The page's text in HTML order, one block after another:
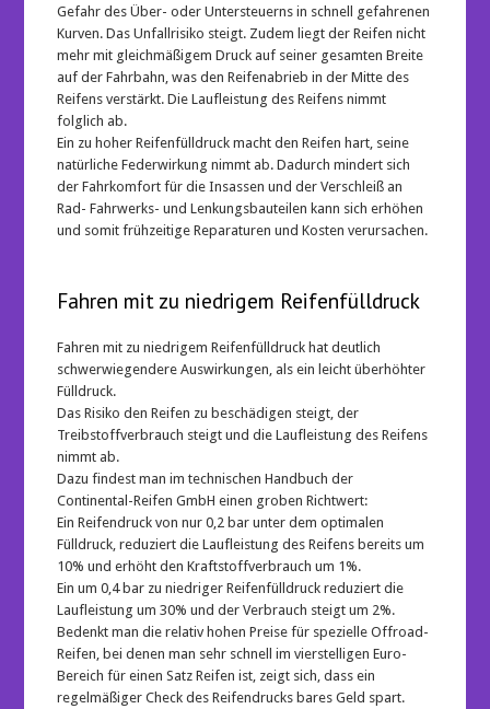
Gefahr des Über- oder Untersteuerns in schnell gefahrenen
Kurven. Das Unfallrisiko steigt. Zudem liegt der Reifen nicht
mehr mit gleichmäßigem Druck auf seiner gesamten Breite
auf der Fahrbahn, was den Reifenabrieb in der Mitte des
Reifens verstärkt. Die Laufleistung des Reifens nimmt
folglich ab.
Ein zu hoher Reifenfülldruck macht den Reifen hart, seine
natürliche Federwirkung nimmt ab. Dadurch mindert sich
der Fahrkomfort für die Insassen und der Verschleiß an
Rad- Fahrwerks- und Lenkungsbauteilen kann sich erhöhen
und somit frühzeitige Reparaturen und Kosten verursachen.
Fahren mit zu niedrigem Reifenfülldruck
Fahren mit zu niedrigem Reifenfülldruck hat deutlich
schwerwiegendere Auswirkungen, als ein leicht überhöhter
Fülldruck.
Das Risiko den Reifen zu beschädigen steigt, der
Treibstoffverbrauch steigt und die Laufleistung des Reifens
nimmt ab.
Dazu findest man im technischen Handbuch der
Continental-Reifen GmbH einen groben Richtwert:
Ein Reifendruck von nur 0,2 bar unter dem optimalen
Fülldruck, reduziert die Laufleistung des Reifens bereits um
10% und erhöht den Kraftstoffverbrauch um 1%.
Ein um 0,4 bar zu niedriger Reifenfülldruck reduziert die
Laufleistung um 30% und der Verbrauch steigt um 2%.
Bedenkt man die relativ hohen Preise für spezielle Offroad-
Reifen, bei denen man sehr schnell im vierstelligen Euro-
Bereich für einen Satz Reifen ist, zeigt sich, dass ein
regelmäßiger Check des Reifendrucks bares Geld spart.